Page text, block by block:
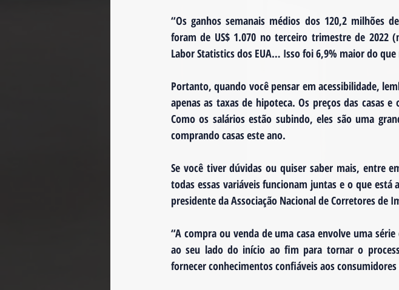
“Os ganhos semanais médios dos 120,2 milhões
foram de US$ 1.070 no terceiro trimestre de 2022
Labor Statistics dos EUA… Isso foi 6,9% maior do
Portanto, quando você pensar em acessibilidade,
apenas as taxas de hipoteca. Os preços das casas
Como os salários estão subindo, eles são uma
comprando casas este ano.
Se você tiver dúvidas ou quiser saber mais, entre
todas essas variáveis ​​funcionam juntas e o que está
presidente da Associação Nacional de Corretores de
“A compra ou venda de uma casa envolve uma
ao seu lado do início ao fim para tornar o
fornecer conhecimentos confiáveis ​​aos consumidores